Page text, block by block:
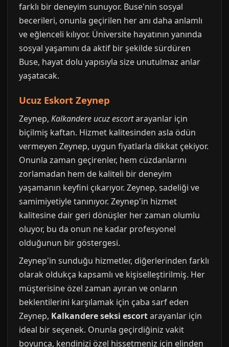
farklı bir deneyim sunuyor. Buse'nin sosyal
becerileri, onunla geçirilen her anı daha anlamlı
ve eğlenceli kılıyor. Üniversite hayatının yanında
sosyal yaşamını da aktif bir şekilde sürdüren
Buse, hayat dolu yapısıyla size unutulmaz anlar
yaşatacak.
Ucuz Eskort Zeynep
Zeynep, Kalkandere ucuz escortarayanlar için
biçilmiş kaftan. Hizmet kalitesinden asla ödün
vermeyen Zeynep, uygun fiyatlarla dikkat çekiyor.
Onunla zaman geçirenler, hem cüzdanlarını
zorlamadan hem de kaliteli bir deneyim
yaşamanın keyfini çıkarıyor. Zeynep, sadeliği ve
samimiyetiyle tanınıyor. Zeynep'in hizmet
kalitesine dair geri dönüşler her zaman olumlu
oluyor, bu da onun ne kadar profesyonel
olduğunun bir göstergesi.
Zeynep'in sunduğu hizmetler, diğerlerinden farklı
olarak oldukça kapsamlı ve kişiselleştirilmiş. Her
müşterisine özel zaman ayıran ve onların
beklentilerini karşılamak için çaba sarf eden
Zeynep, Kalkandere seksi escortarayanlar için
ideal bir seçenek. Onunla geçirdiğiniz vakit
boyunca, kendinizi özel hissetmeniz için elinden